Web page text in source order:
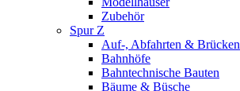
Zubehör
Spur Z
Auf-, Abfahrten & Brücken
Bahnhöfe
Bahntechnische Bauten
Bäume & Büsche